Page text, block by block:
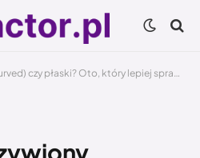
płaski? Oto, który lepiej sprawdzi się w grach